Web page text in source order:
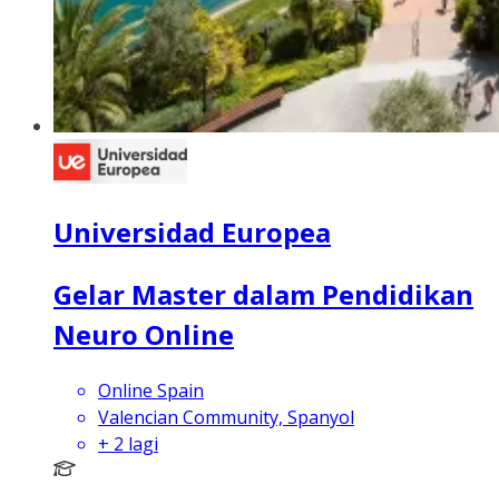
Universidad Europea
Gelar Master dalam Pendidikan
Neuro Online
Online Spain
Valencian Community, Spanyol
+ 2 lagi